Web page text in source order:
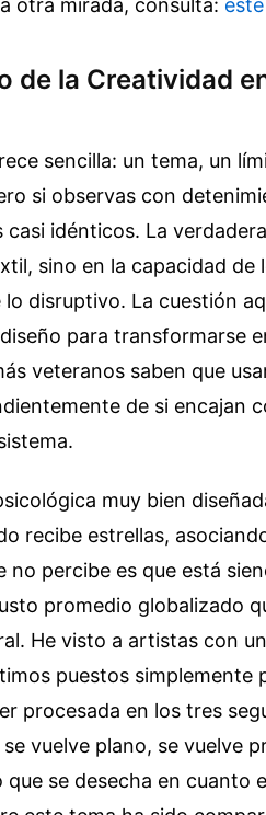
de la Creatividad
sencilla: un tema, un
si observas con
idénticos. La
sino en la capacidad de
disruptivo. La cuestión
para transformarse
veteranos saben que
de si encajan
muy bien
recibe estrellas,
no percibe es que está
promedio globalizado
He visto a artistas con
puestos simplemente
procesada en los tres
vuelve plano, se vuelve
se desecha en cuanto